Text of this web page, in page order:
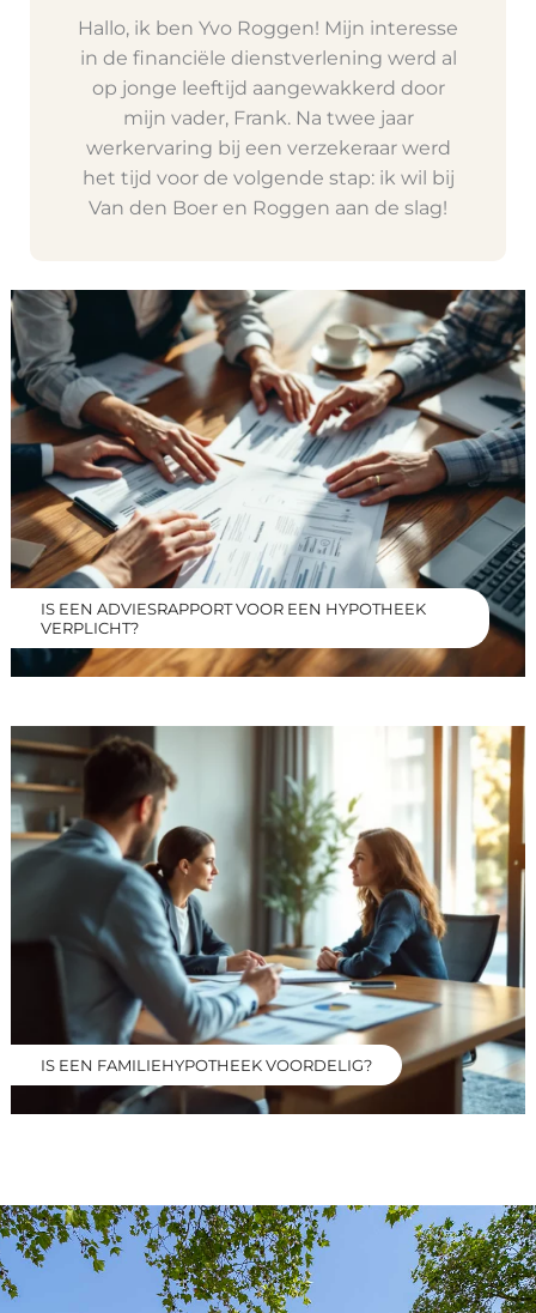
Hallo, ik ben Yvo Roggen! Mijn interesse
in de financiële dienstverlening werd al
op jonge leeftijd aangewakkerd door
mijn vader, Frank. Na twee jaar
werkervaring bij een verzekeraar werd
het tijd voor de volgende stap: ik wil bij
Van den Boer en Roggen aan de slag!
IS EEN ADVIESRAPPORT VOOR EEN HYPOTHEEK
VERPLICHT?
IS EEN FAMILIEHYPOTHEEK VOORDELIG?